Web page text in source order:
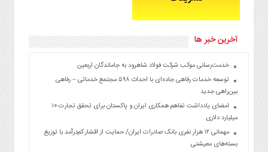
آخرین خبر ها
خدمت‌رسانی موکب شرکت فولاد شاهرود به جاماندگان اربعین
توسعه خدمات رفاهی جاده‌ای با احداث ۵۹۸ مجتمع خدماتی – رفاهی
بین‌راهی جدید
امضای یادداشت تفاهم همکاری ایران و پاکستان برای تحقق تجارت ۱۰
میلیارد دلاری
مهمانی ۱۲ هزار نفری بانک صادرات ایران/ حمایت از اقشار کم‌درآمد با توزیع
بسته‌های معیشتی